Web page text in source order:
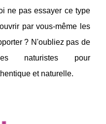
ne pas essayer ce type
par vous-même les
? N'oubliez pas de
naturistes pour
et naturelle.